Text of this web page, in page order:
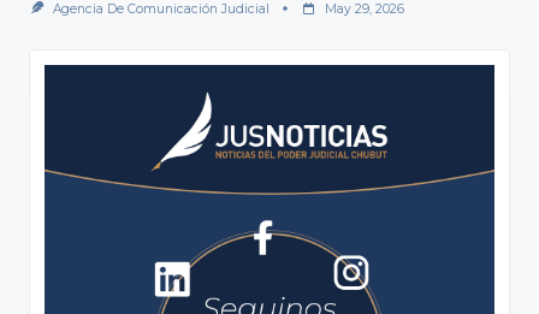
Agencia De Comunicación Judicial May 29, 2026